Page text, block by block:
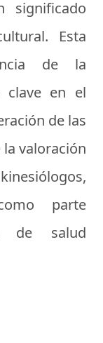
significado
Esta
de la
clave en el
de las
valoración
parte
de salud